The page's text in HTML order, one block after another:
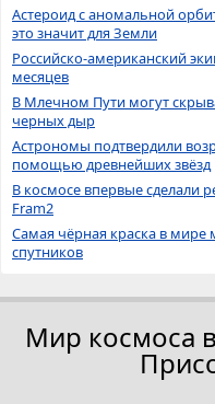
Астероид с аномальной
это значит для Земли
Российско-американский
месяцев
В Млечном Пути могут
черных дыр
Астрономы подтвердили
помощью древнейших звёзд
В космосе впервые сделали
Fram2
Самая чёрная краска в мире
спутников
Мир космоса